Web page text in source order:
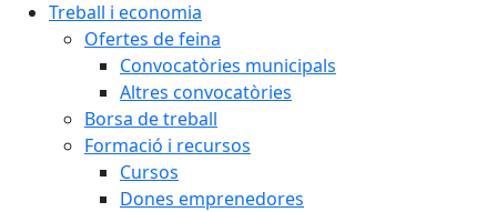
Treball i economia
Ofertes de feina
Convocatòries municipals
Altres convocatòries
Borsa de treball
Formació i recursos
Cursos
Dones emprenedores